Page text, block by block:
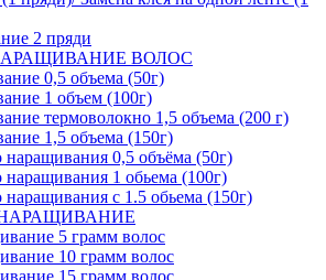
2 пряди
ВОЛОС
0,5 объема (50г)
1 объем (100г)
термоволокно 1,5 объема (200 г)
1,5 объема (150г)
наращивания 0,5 объёма (50г)
наращивания 1 обьема (100г)
наращивания с 1.5 обьема (150г)
5 грамм волос
10 грамм волос
15 грамм волос